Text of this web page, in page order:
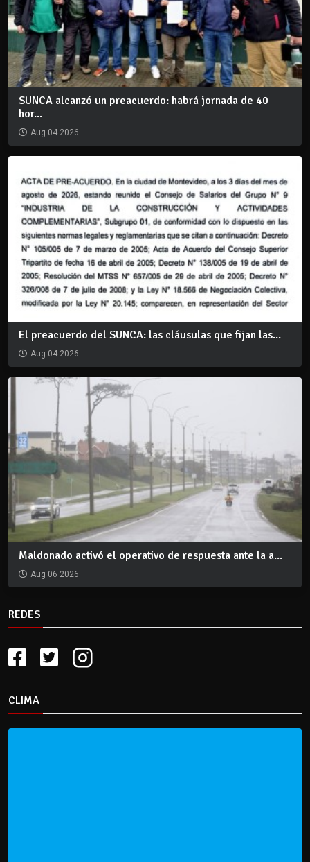
SUNCA alcanzó un preacuerdo: habrá jornada de 40
hor...
Aug 04 2026
El preacuerdo del SUNCA: las cláusulas que fijan las...
Aug 04 2026
Maldonado activó el operativo de respuesta ante la a...
Aug 06 2026
REDES
CLIMA